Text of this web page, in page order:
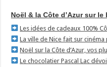
Noël & la Côte d’Azur sur
Les idées de cadeaux 100%
La ville de Nice fait sur cinéma
Noël sur la Côte d’Azur, vos
Le chocolatier Pascal Lac